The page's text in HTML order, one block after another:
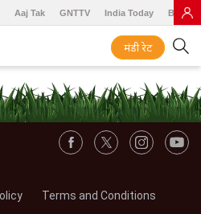
Aaj Tak GNTTV India Today BT
मंडी रेट
Terms and Conditions